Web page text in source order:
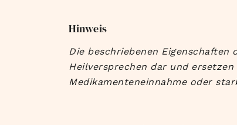
Hinweis
Die beschriebenen
Heilversprechen dar und
Medikamenteneinnahme oder